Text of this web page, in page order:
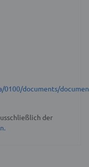
documents/
der